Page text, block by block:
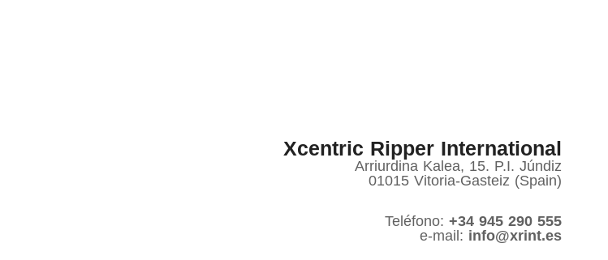
Xcentric Ripper International
Arriurdina Kalea, 15. P.I. Júndiz
01015 Vitoria-Gasteiz (Spain)
Teléfono: +34 945 290 555
e-mail: info@xrint.es